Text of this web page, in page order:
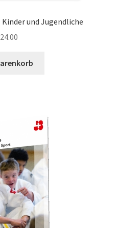
und Jugendliche
24.00